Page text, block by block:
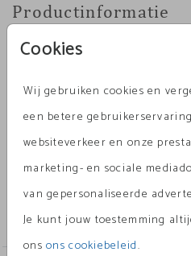
Cookies
Wij gebruiken cookies en
een betere
websiteverkeer en onze
marketing- en sociale
van gepersonaliseerde
Je kunt jouw toestemming
onsons cookiebeleid.
Productinformatie
Omschrijving
Blanco enkele vierkante
maken. Let op. Foliekaarten
levertijd.
Collectie
Zelf Maken